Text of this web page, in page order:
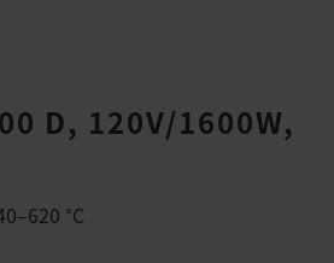
D, 120V/1600W,
°C